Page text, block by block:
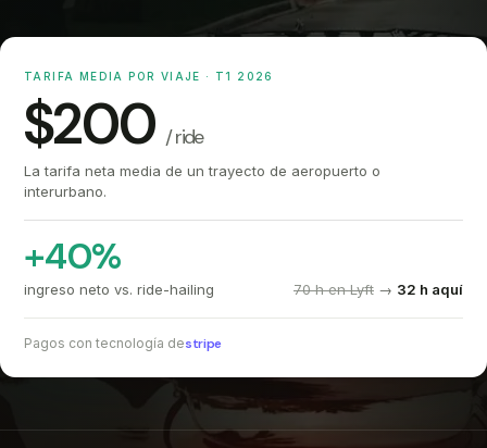
TARIFA MEDIA POR VIAJE · T1 2026
$200/ ride
La tarifa neta media de un trayecto de aeropuerto o
interurbano.
+40%
ingreso neto vs. ride-hailing 70 h en Lyft → 32 h aquí
Pagos con tecnología destripe